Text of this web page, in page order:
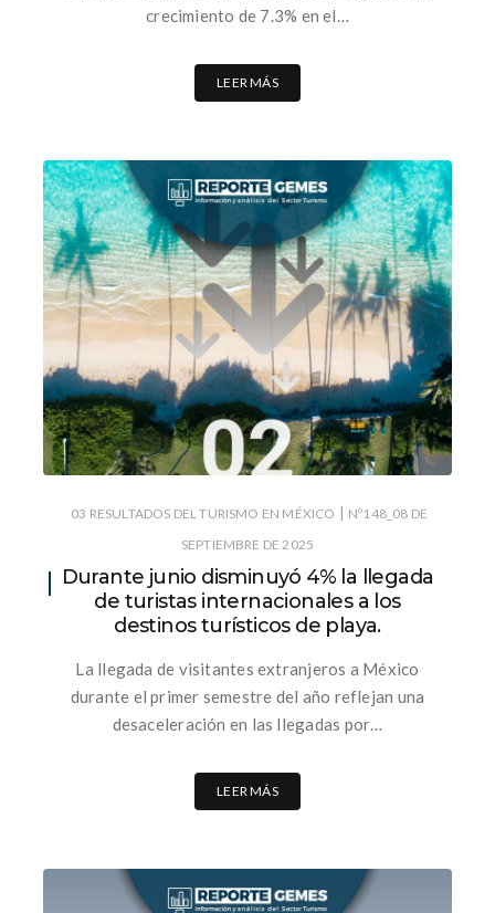
crecimiento de 7.3% en el…
LEER MÁS
03 RESULTADOS DEL TURISMO EN MÉXICO | Nº148_08 DE
SEPTIEMBRE DE 2025
Durante junio disminuyó 4% la llegada
de turistas internacionales a los
destinos turísticos de playa.
La llegada de visitantes extranjeros a México
durante el primer semestre del año reflejan una
desaceleración en las llegadas por…
LEER MÁS